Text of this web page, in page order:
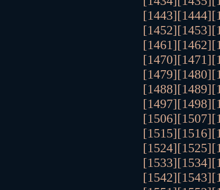
[1443][1444]
[1452][1453]
[1461][1462]
[1470][1471]
[1479][1480]
[1488][1489]
[1497][1498]
[1506][1507]
[1515][1516]
[1524][1525]
[1533][1534]
[1542][1543]